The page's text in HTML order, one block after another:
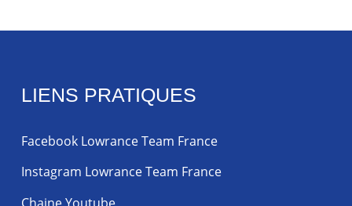
LIENS PRATIQUES
Facebook Lowrance Team France
Instagram Lowrance Team France
Chaine Youtube